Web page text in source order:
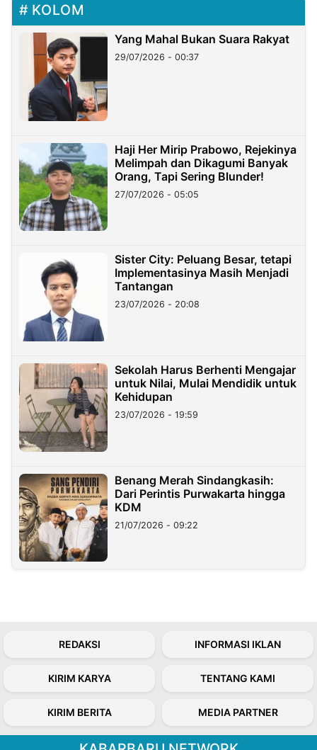
KOLOM
Yang Mahal Bukan Suara Rakyat
29/07/2026 - 00:37
Haji Her Mirip Prabowo, Rejekinya
Melimpah dan Dikagumi Banyak
Orang, Tapi Sering Blunder!
27/07/2026 - 05:05
Sister City: Peluang Besar, tetapi
Implementasinya Masih Menjadi
Tantangan
23/07/2026 - 20:08
Sekolah Harus Berhenti Mengajar
untuk Nilai, Mulai Mendidik untuk
Kehidupan
23/07/2026 - 19:59
Benang Merah Sindangkasih:
Dari Perintis Purwakarta hingga
KDM
21/07/2026 - 09:22
REDAKSI INFORMASI IKLAN
KIRIM KARYA TENTANG KAMI
KIRIM BERITA MEDIA PARTNER